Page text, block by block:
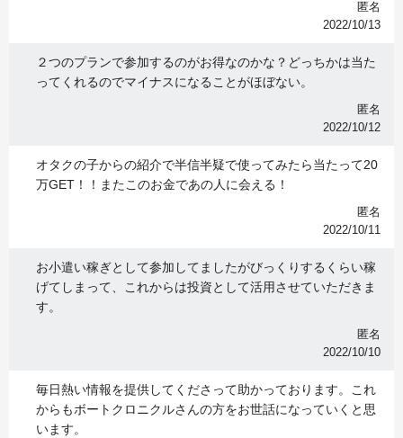
匿名
2022/10/13
２つのプランで参加するのがお得なのかな？どっちかは当た
ってくれるのでマイナスになることがほぼない。
匿名
2022/10/12
オタクの子からの紹介で半信半疑で使ってみたら当たって20
万GET！！またこのお金であの人に会える！
匿名
2022/10/11
お小遣い稼ぎとして参加してましたがびっくりするくらい稼
げてしまって、これからは投資として活用させていただきま
す。
匿名
2022/10/10
毎日熱い情報を提供してくださって助かっております。これ
からもボートクロニクルさんの方をお世話になっていくと思
います。